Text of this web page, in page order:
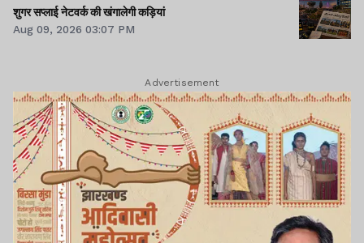
शुगर सप्लाई नेटवर्क की खंगालेगी कड़ियां
Aug 09, 2026 03:07 PM
Advertisement